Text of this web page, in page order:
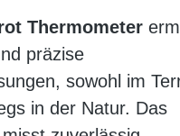
Thermometer
präzise
sowohl im
in der Natur. Das